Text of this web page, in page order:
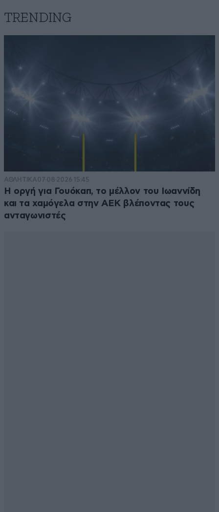
TRENDING
ΑΘΛΗΤΙΚΑ07·08·2026 15:45
Η οργή για Γουόκαπ, το μέλλον του Ιωαννίδη
και τα χαμόγελα στην ΑΕΚ βλέποντας τους
ανταγωνιστές